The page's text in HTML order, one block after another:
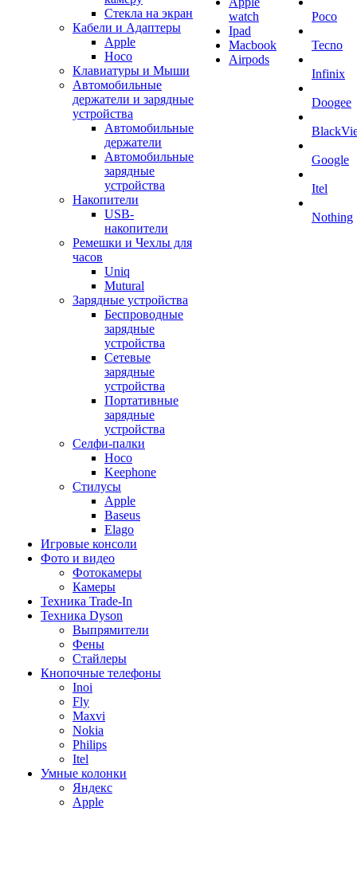
Стекла на экран
Кабели и Адаптеры
Apple
Hoco
Клавиатуры и Мыши
Автомобильные
держатели и зарядные
устройства
Автомобильные
держатели
Автомобильные
зарядные
устройства
Накопители
USB-
накопители
Ремешки и Чехлы для
часов
Uniq
Mutural
Зарядные устройства
Беспроводные
зарядные
устройства
Сетевые
зарядные
устройства
Портативные
зарядные
устройства
Селфи-палки
Hoco
Keephone
Стилусы
Apple
Baseus
Elago
Игровые консоли
Фото и видео
Фотокамеры
Камеры
Техника Trade-In
Техника Dyson
Выпрямители
Фены
Стайлеры
Кнопочные телефоны
Inoi
Fly
Maxvi
Nokia
Philips
Itel
Умные колонки
Яндекс
Apple
watch
Ipad
Macbook
Airpods
Poco
Tecno
Infinix
Doogee
Google
Itel
Nothing